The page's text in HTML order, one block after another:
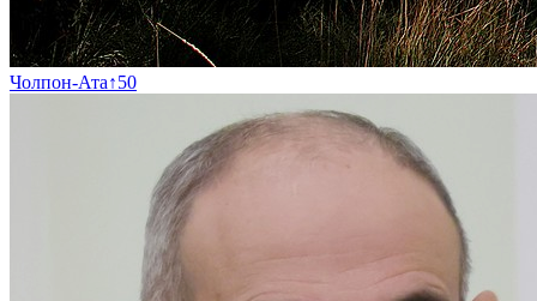
Чолпон-Ата↑50